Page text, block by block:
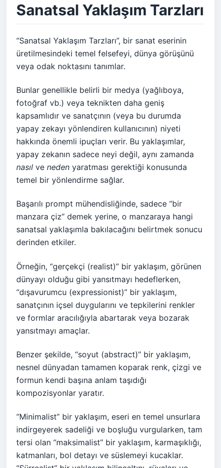
Sanatsal Yaklaşım Tarzları
“Sanatsal Yaklaşım Tarzları”, bir sanat eserinin
üretilmesindeki temel felsefeyi, dünya görüşünü
veya odak noktasını tanımlar.
Bunlar genellikle belirli bir medya (yağlıboya,
fotoğraf vb.) veya teknikten daha geniş
kapsamlıdır ve sanatçının (veya bu durumda
yapay zekayı yönlendiren kullanıcının) niyeti
hakkında önemli ipuçları verir. Bu yaklaşımlar,
yapay zekanın sadece neyi değil, aynı zamanda
nasıl ve neden yaratması gerektiği konusunda
temel bir yönlendirme sağlar.
Başarılı prompt mühendisliğinde, sadece “bir
manzara çiz” demek yerine, o manzaraya hangi
sanatsal yaklaşımla bakılacağını belirtmek sonucu
derinden etkiler.
Örneğin, “gerçekçi (realist)” bir yaklaşım, görünen
dünyayı olduğu gibi yansıtmayı hedeflerken,
“dışavurumcu (expressionist)” bir yaklaşım,
sanatçının içsel duygularını ve tepkilerini renkler
ve formlar aracılığıyla abartarak veya bozarak
yansıtmayı amaçlar.
Benzer şekilde, “soyut (abstract)” bir yaklaşım,
nesnel dünyadan tamamen koparak renk, çizgi ve
formun kendi başına anlam taşıdığı
kompozisyonlar yaratır.
“Minimalist” bir yaklaşım, eseri en temel unsurlara
indirgeyerek sadeliği ve boşluğu vurgularken, tam
tersi olan “maksimalist” bir yaklaşım, karmaşıklığı,
katmanları, bol detayı ve süslemeyi kucaklar.